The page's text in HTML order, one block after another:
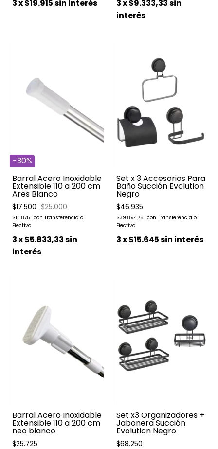
3x$19.915sin interés 3x$9.333,33sin
interés
-30%
Barral Acero Inoxidable
Extensible 110 a 200 cm
Ares Blanco
$17.500 $25.000
$14.875
3x$5.833,33sin
interés
Set x 3 Accesorios Para
Baño Succión Evolution
Negro
$46.935
$39.894,75
3x$15.645sin interés
Barral Acero Inoxidable
Extensible 110 a 200 cm
neo blanco
$25.725
Set x3 Organizadores +
Jabonera Succión
Evolution Negro
$68.250